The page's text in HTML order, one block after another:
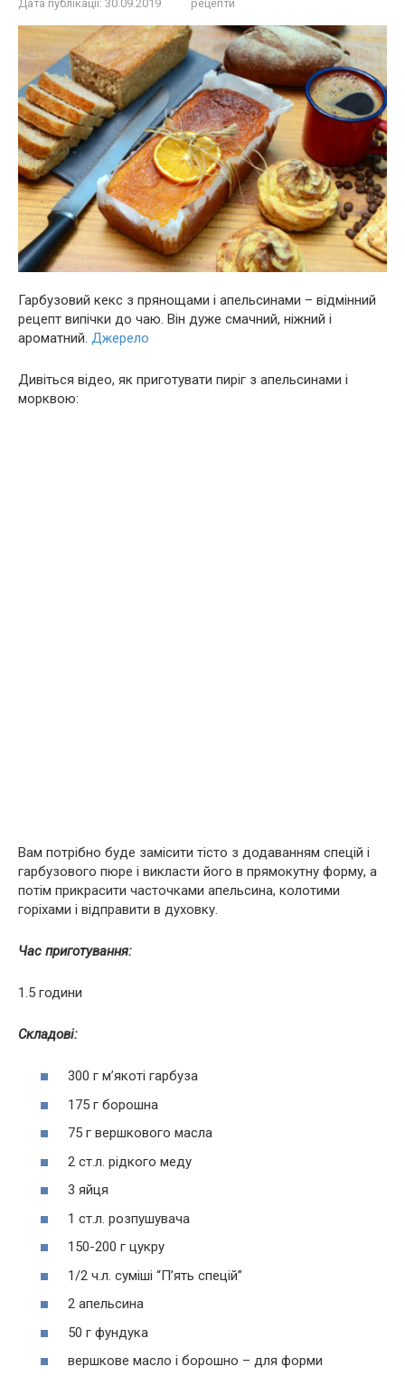
Дата публікації: 30.09.2019 рецепти
Гарбузовий кекс з прянощами і апельсинами – відмінний
рецепт випічки до чаю. Він дуже смачний, ніжний і
ароматний. Джерело
Дивіться відео, як приготувати пиріг з апельсинами і
морквою:
Вам потрібно буде замісити тісто з додаванням спецій і
гарбузового пюре і викласти його в прямокутну форму, а
потім прикрасити часточками апельсина, колотими
горіхами і відправити в духовку.
Час приготування:
1.5 години
Складові:
300 г м’якоті гарбуза
175 г борошна
75 г вершкового масла
2 ст.л. рідкого меду
3 яйця
1 ст.л. розпушувача
150-200 г цукру
1/2 ч.л. суміші “П’ять спецій”
2 апельсина
50 г фундука
вершкове масло і борошно – для форми